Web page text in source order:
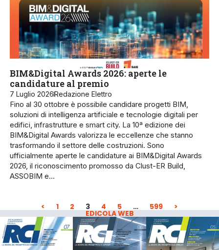
BIM&Digital Awards 2026: aperte le
candidature al premio
7 Luglio 2026Redazione Elettro
Fino al 30 ottobre è possibile candidare progetti BIM,
soluzioni di intelligenza artificiale e tecnologie digitali per
edifici, infrastrutture e smart city. La 10ª edizione dei
BIM&Digital Awards valorizza le eccellenze che stanno
trasformando il settore delle costruzioni. Sono
ufficialmente aperte le candidature ai BIM&Digital Awards
2026, il riconoscimento promosso da Clust-ER Build,
ASSOBIM e…
< 1 2 3 4 5 … 599 >
EDICOLA WEB